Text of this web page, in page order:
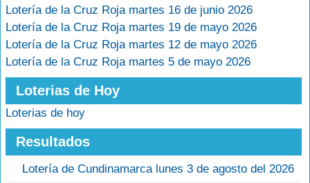
Lotería de la Cruz Roja martes 16 de junio 2026
Lotería de la Cruz Roja martes 19 de mayo 2026
Lotería de la Cruz Roja martes 12 de mayo 2026
Lotería de la Cruz Roja martes 5 de mayo 2026
Loterias de Hoy
Loterias de hoy
Resultados
Lotería de Cundinamarca lunes 3 de agosto del 2026